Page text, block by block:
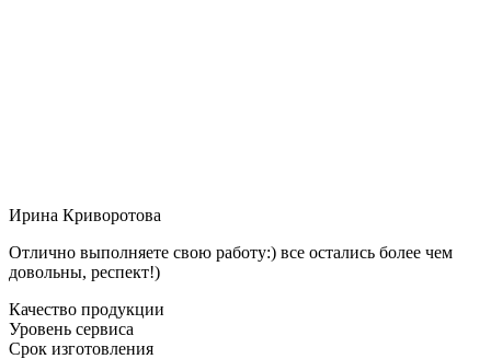
Ирина Криворотова
Отлично выполняете свою работу:) все остались более чем
довольны, респект!)
Качество продукции
Уровень сервиса
Срок изготовления